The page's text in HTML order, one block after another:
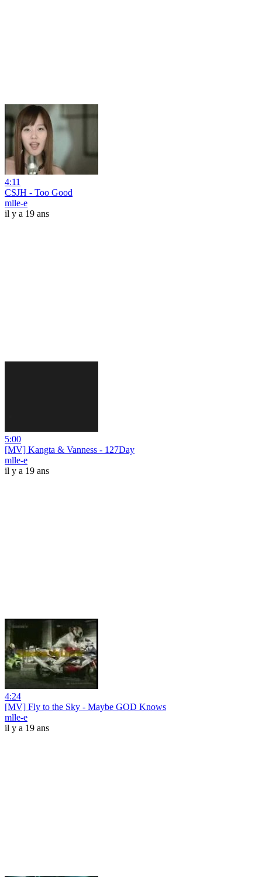
4:11
CSJH - Too Good
mlle-e
il y a 19 ans
5:00
[MV] Kangta & Vanness - 127Day
mlle-e
il y a 19 ans
4:24
[MV] Fly to the Sky - Maybe GOD Knows
mlle-e
il y a 19 ans